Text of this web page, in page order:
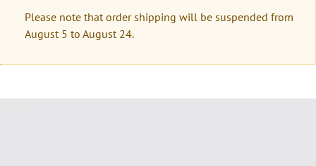
s
s
a
g
Please note that order shipping will be suspended from
August 5 to August 24.